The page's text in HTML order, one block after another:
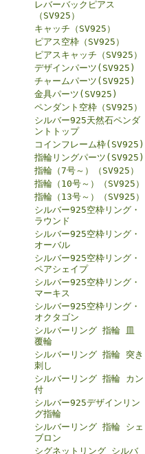
レバーバックピアス
（SV925）
キャッチ（SV925）
ピアス空枠（SV925）
ピアスキャッチ（SV925）
デザインパーツ(SV925)
チャームパーツ(SV925)
金具パーツ(SV925)
ペンダント空枠（SV925）
シルバー925天然石ペンダ
ントトップ
コインフレーム枠(SV925)
指輪リングパーツ(SV925)
指輪（7号～）（SV925）
指輪（10号～）（SV925）
指輪（13号～）（SV925）
シルバー925空枠リング・
ラウンド
シルバー925空枠リング・
オーバル
シルバー925空枠リング・
ペアシェイプ
シルバー925空枠リング・
マーキス
シルバー925空枠リング・
オクタゴン
シルバーリング 指輪 皿
覆輪
シルバーリング 指輪 突き
刺し
シルバーリング 指輪 カン
付
シルバー925デザインリン
グ指輪
シルバーリング 指輪 シェ
ブロン
シグネットリング シルバ